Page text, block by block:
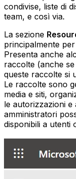
condivise, liste di
team, e così via.
La sezione
principalmente
Presenta anche
raccolte (anche
queste raccolte si
Le raccolte sono
media e siti,
le autorizzazioni e
amministratori
disponibili a utenti